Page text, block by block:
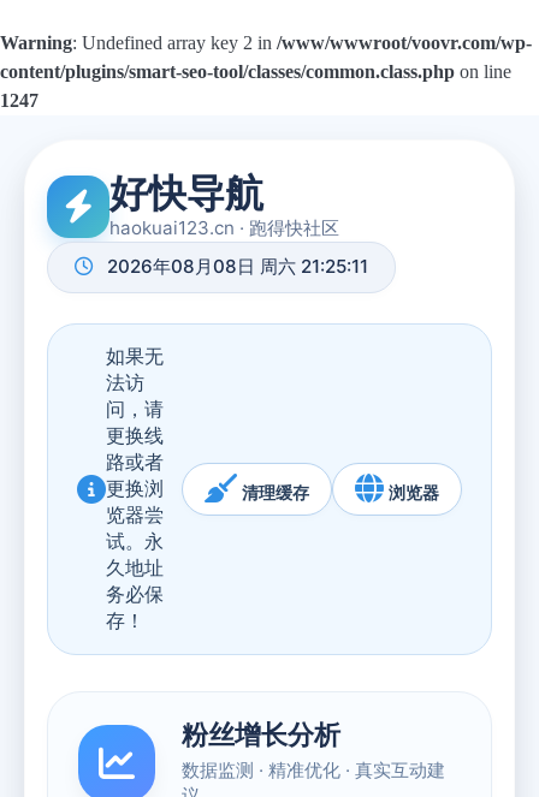
Warning: Undefined array key 2 in /www/wwwroot/voovr.com/wp-
content/plugins/smart-seo-tool/classes/common.class.php on line
1247